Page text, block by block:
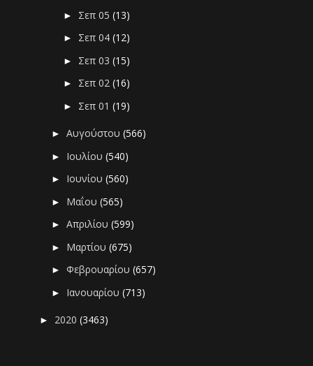
► Σεπ 05(13)
► Σεπ 04(12)
► Σεπ 03(15)
► Σεπ 02(16)
► Σεπ 01(19)
►Αυγούστου(566)
► Ιουλίου(540)
► Ιουνίου(560)
► Μαΐου(565)
►Απριλίου(599)
► Μαρτίου(675)
►Φεβρουαρίου(657)
► Ιανουαρίου(713)
► 2020(3463)